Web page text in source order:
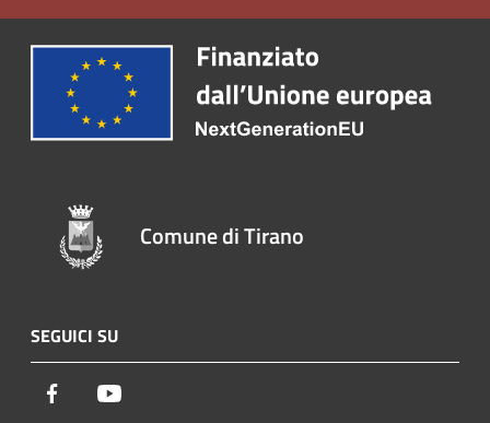
Comune di Tirano
SEGUICI SU
Facebook